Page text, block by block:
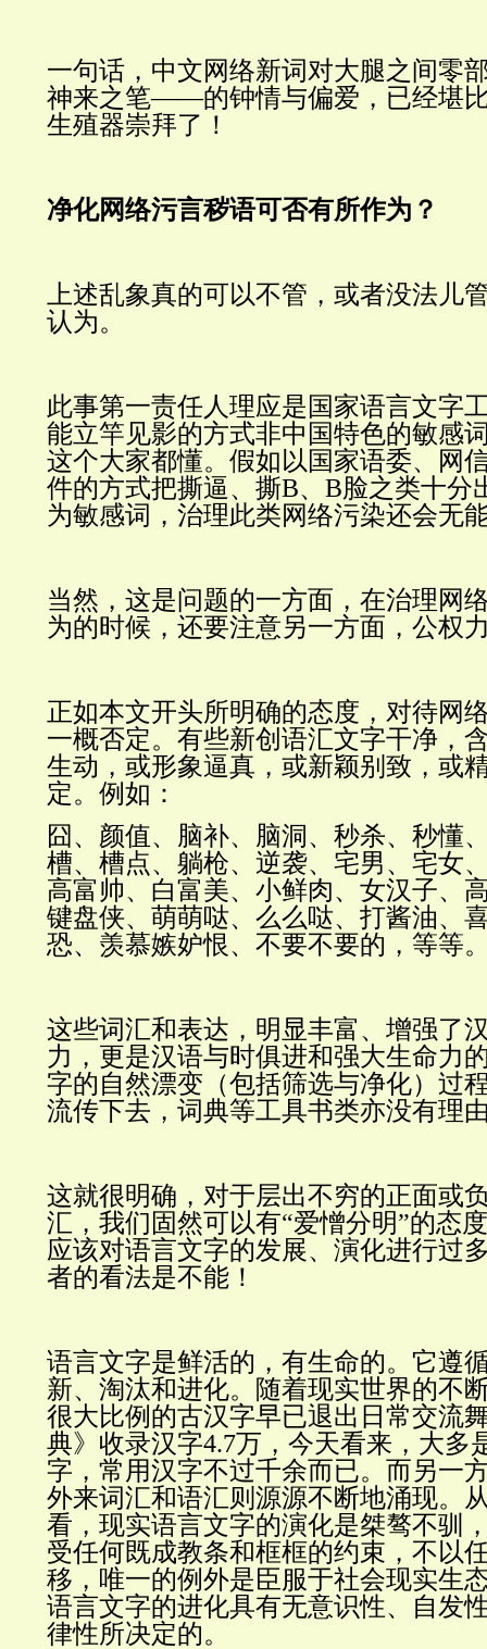
一句话，中文网络新词对大腿之间
神来之笔——的钟情与偏爱，已经堪
生殖器崇拜了！
净化网络污言秽语可否有所作为？
上述乱象真的可以不管，或者没法儿
认为。
此事第一责任人理应是国家语言文字
能立竿见影的方式非中国特色的敏感
这个大家都懂。假如以国家语委、网
件的方式把撕逼、撕B、B脸之类十分
为敏感词，治理此类网络污染还会无
当然，这是问题的一方面，在治理网
为的时候，还要注意另一方面，公权
正如本文开头所明确的态度，对待网
一概否定。有些新创语汇文字干净，
生动，或形象逼真，或新颖别致，或
定。例如：
囧、颜值、脑补、脑洞、秒杀、秒懂
槽、槽点、躺枪、逆袭、宅男、宅女
高富帅、白富美、小鲜肉、女汉子、
键盘侠、萌萌哒、么么哒、打酱油、
恐、羡慕嫉妒恨、不要不要的，等等
这些词汇和表达，明显丰富、增强了
力，更是汉语与时俱进和强大生命力
字的自然漂变（包括筛选与净化）过
流传下去，词典等工具书类亦没有理
这就很明确，对于层出不穷的正面或
汇，我们固然可以有“爱憎分明”的态
应该对语言文字的发展、演化进行过
者的看法是不能！
语言文字是鲜活的，有生命的。它遵
新、淘汰和进化。随着现实世界的不
很大比例的古汉字早已退出日常交流
典》收录汉字4.7万，今天看来，大多
字，常用汉字不过千余而已。而另一
外来词汇和语汇则源源不断地涌现。
看，现实语言文字的演化是桀骜不驯
受任何既成教条和框框的约束，不以
移，唯一的例外是臣服于社会现实生
语言文字的进化具有无意识性、自发
律性所决定的。